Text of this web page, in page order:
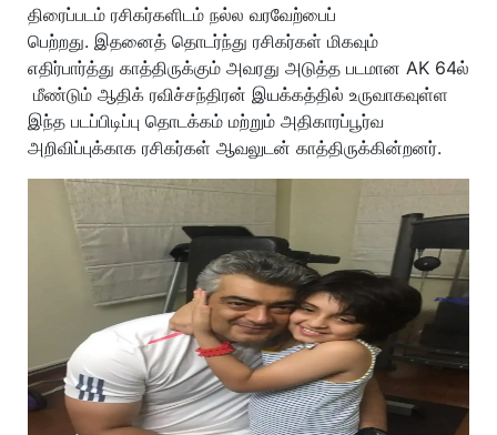
திரைப்படம் ரசிகர்களிடம் நல்ல வரவேற்பைப்
பெற்றது. இதனைத் தொடர்ந்து ரசிகர்கள் மிகவும்
எதிர்பார்த்து காத்திருக்கும் அவரது அடுத்த படமான AK 64ல்
மீண்டும் ஆதிக் ரவிச்சந்திரன் இயக்கத்தில் உருவாகவுள்ள
இந்த படப்பிடிப்பு தொடக்கம் மற்றும் அதிகாரப்பூர்வ
அறிவிப்புக்காக ரசிகர்கள் ஆவலுடன் காத்திருக்கின்றனர்.